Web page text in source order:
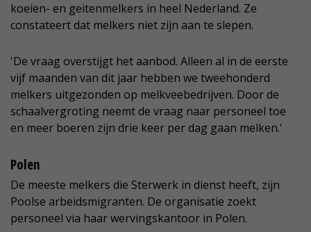
koeien- en geitenmelkers in heel Nederland. Ze
constateert dat melkers niet zijn aan te slepen.
'De vraag overstijgt het aanbod. Alleen al in de eerste
vijf maanden van dit jaar hebben we tweehonderd
melkers uitgezonden op melkveebedrijven. Door de
schaalvergroting neemt de vraag naar personeel toe
en meer boeren zijn drie keer per dag gaan melken.'
Polen
De meeste melkers die Sterwerk in dienst heeft, zijn
Poolse arbeidsmigranten. De organisatie zoekt
personeel via haar wervingskantoor in Polen.